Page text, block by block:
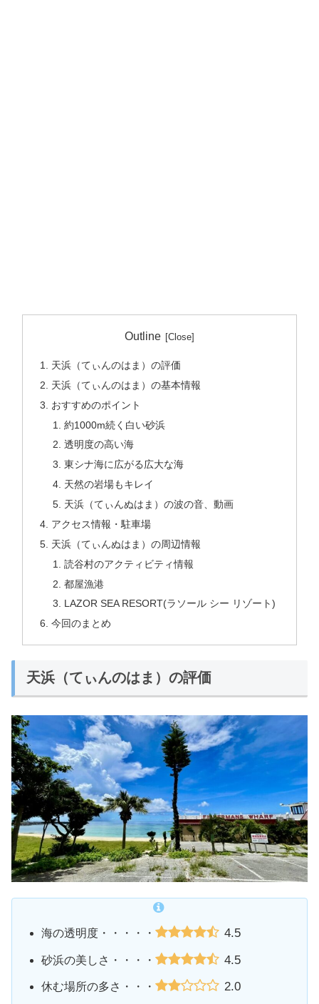
Outline
天浜（てぃんのはま）の評価
天浜（てぃんのはま）の基本情報
おすすめのポイント
約1000m続く白い砂浜
透明度の高い海
東シナ海に広がる広大な海
天然の岩場もキレイ
天浜（てぃんぬはま）の波の音、動画
アクセス情報・駐車場
天浜（てぃんぬはま）の周辺情報
読谷村のアクティビティ情報
都屋漁港
LAZOR SEA RESORT(ラソール シー リゾート)
今回のまとめ
天浜（てぃんのはま）の評価
海の透明度・・・・・ 4.5
砂浜の美しさ・・・・ 4.5
休む場所の多さ・・・ 2.0